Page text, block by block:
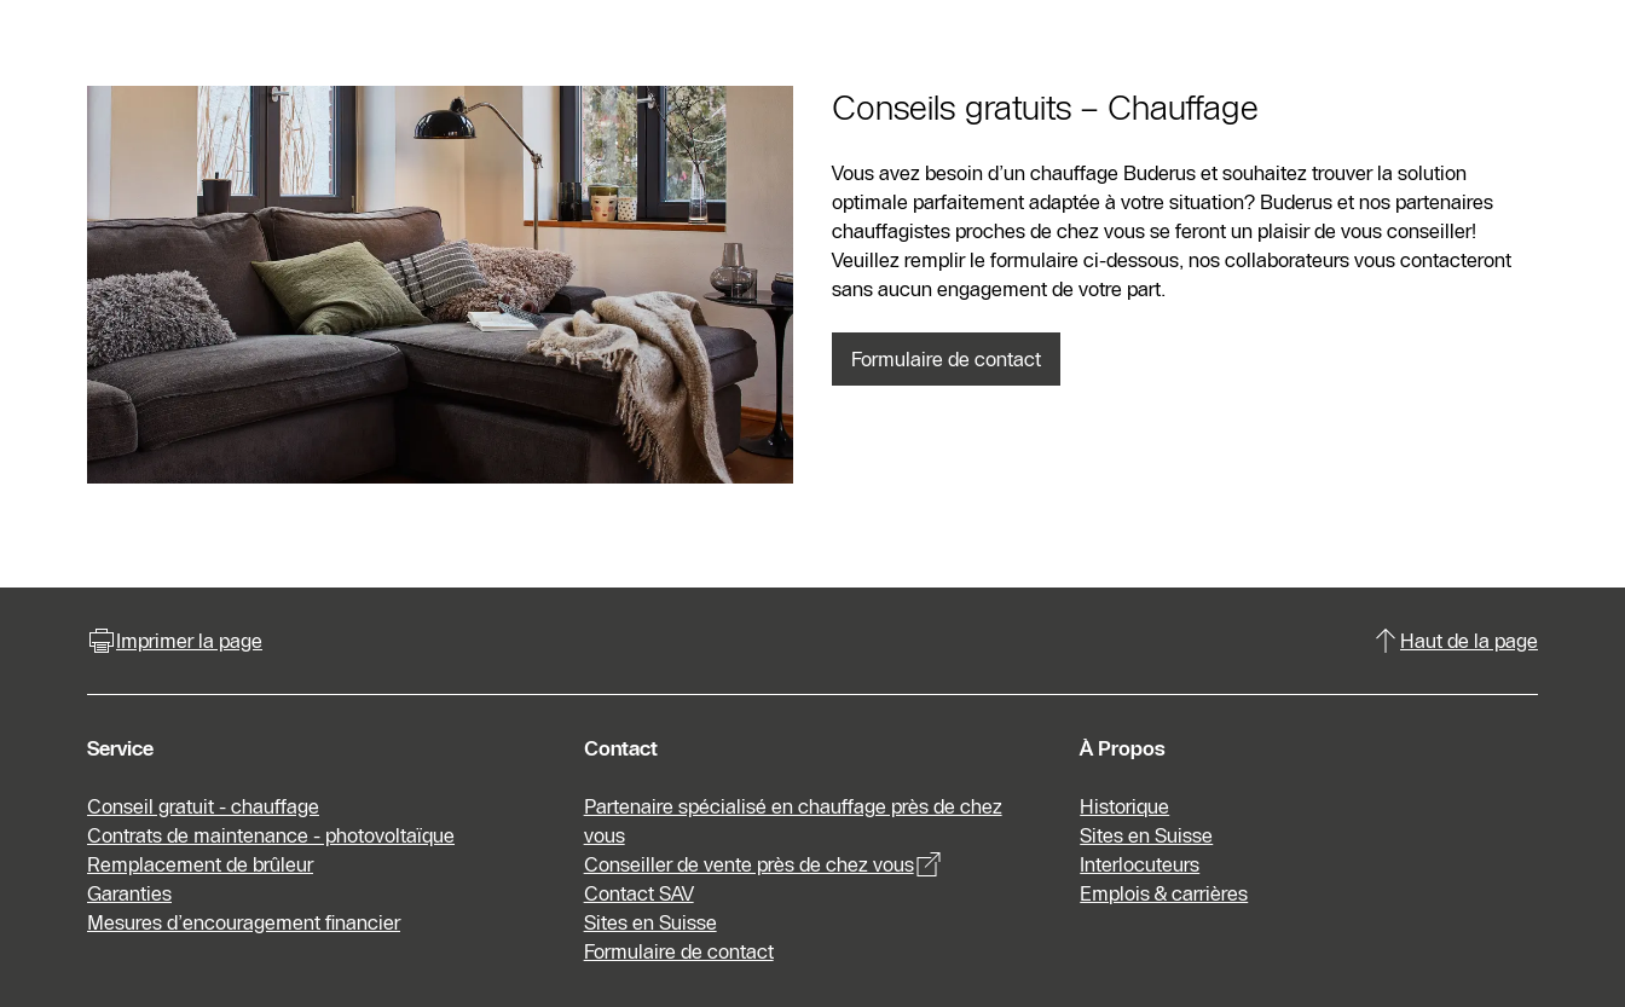
Conseils gratuits – Chauffage
Vous avez besoin d’un chauffage Buderus et souhaitez trouver la solution
optimale parfaitement adaptée à votre situation? Buderus et nos partenaires
chauffagistes proches de chez vous se feront un plaisir de vous conseiller!
Veuillez remplir le formulaire ci-dessous, nos collaborateurs vous contacteront
sans aucun engagement de votre part.
Formulaire de contact
Imprimer la page Haut de la page
Service
Conseil gratuit - chauffage
Contrats de maintenance - photovoltaïque
Remplacement de brûleur
Garanties
Mesures d’encouragement financier
Contact
Partenaire spécialisé en chauffage près de chez
vous
Conseiller de vente près de chez vous
Contact SAV
Sites en Suisse
Formulaire de contact
À Propos
Historique
Sites en Suisse
Interlocuteurs
Emplois & carrières